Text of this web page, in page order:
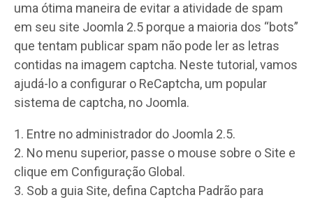
uma ótima maneira de evitar a atividade de spam
em seu site Joomla 2.5 porque a maioria dos “bots”
que tentam publicar spam não pode ler as letras
contidas na imagem captcha. Neste tutorial, vamos
ajudá-lo a configurar o ReCaptcha, um popular
sistema de captcha, no Joomla.
1. Entre no administrador do Joomla 2.5.
2. No menu superior, passe o mouse sobre o Site e
clique em Configuração Global.
3. Sob a guia Site, defina Captcha Padrão para